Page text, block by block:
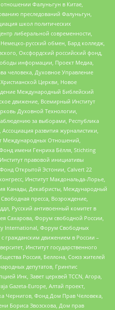
Фалуньгун в Китае,
преследований Фалуньгун,
школ политических
либеральной современности,
русский обмен, Бард колледж,
Оксфордский российский фонд,
информации, Проект Медиа,
человека, Духовное Управление
Церкви, Новое
Международный Библейский
движение, Всемирный Институт
Духовной Технологии,
за выборами, Республика
развития журналистики,
Международных Отношений,
имени Генриха Бёлля, Stichting
правовой инициативы
Открытой Эстонии, Calvert 22
Институт Макдональда-Лорье,
Канады, Декабристы, Международный
пресса, Возрождение,
Русский антивоенный комитет в
Сахарова, Форум свободной России,
International, Форум Свободных
гражданским движением в России –
Институт государственного
Россия, Беллона, Союз жителей
депутатов, Гринпис
Инк, Завет церквей TCCN, Агора,
Gazeta-Europe, Алтай проект,
Чернигов, Фонд Дом Прав Человека,
Бориса Звозскова, Дом прав